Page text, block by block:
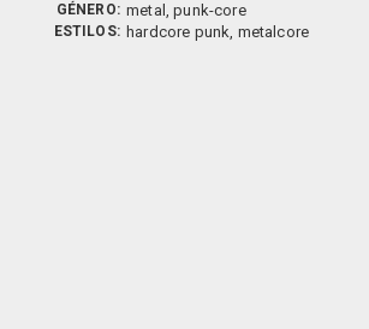
GÉNERO: metal, punk-core
ESTILOS: hardcore punk, metalcore